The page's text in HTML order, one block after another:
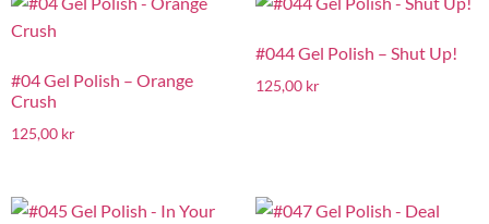
#04 Gel Polish – Orange
Crush
125,00 kr
#044 Gel Polish – Shut Up!
125,00 kr